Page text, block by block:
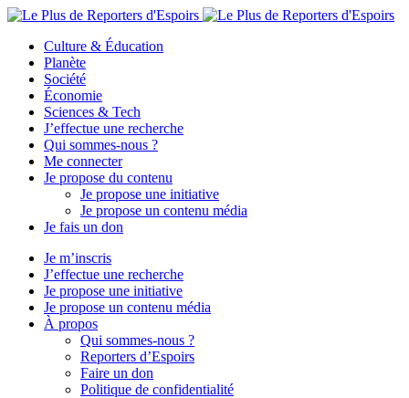
Culture & Éducation
Planète
Société
Économie
Sciences & Tech
J’effectue une recherche
Qui sommes-nous ?
Me connecter
Je propose du contenu
Je propose une initiative
Je propose un contenu média
Je fais un don
Je m’inscris
J’effectue une recherche
Je propose une initiative
Je propose un contenu média
À propos
Qui sommes-nous ?
Reporters d’Espoirs
Faire un don
Politique de confidentialité